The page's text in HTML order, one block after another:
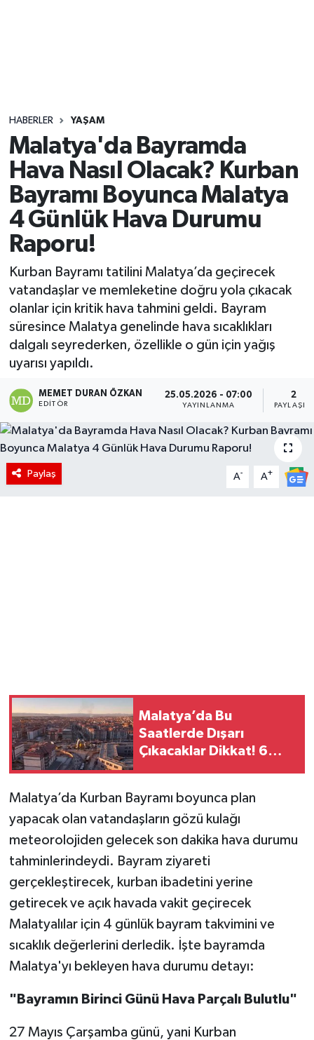
HABERLER YAŞAM
Malatya'da Bayramda
Hava Nasıl Olacak? Kurban
Bayramı Boyunca Malatya
4 Günlük Hava Durumu
Raporu!
Kurban Bayramı tatilini Malatya’da geçirecek
vatandaşlar ve memleketine doğru yola çıkacak
olanlar için kritik hava tahmini geldi. Bayram
süresince Malatya genelinde hava sıcaklıkları
dalgalı seyrederken, özellikle o gün için yağış
uyarısı yapıldı.
MEMET DURAN ÖZKAN
EDITÖR
25.05.2026 - 07:00
YAYINLANMA
2
PAYLAŞIM
Paylaş A- A+
Malatya’da Bu
Saatlerde Dışarı
Çıkacaklar Dikkat! 6
Malatya’da Kurban Bayramı boyunca plan
yapacak olan vatandaşların gözü kulağı
meteorolojiden gelecek son dakika hava durumu
tahminlerindeydi. Bayram ziyareti
gerçekleştirecek, kurban ibadetini yerine
getirecek ve açık havada vakit geçirecek
Malatyalılar için 4 günlük bayram takvimini ve
sıcaklık değerlerini derledik. İşte bayramda
Malatya'yı bekleyen hava durumu detayı:
"Bayramın Birinci Günü Hava Parçalı Bulutlu"
27 Mayıs Çarşamba günü, yani Kurban
Yaşam